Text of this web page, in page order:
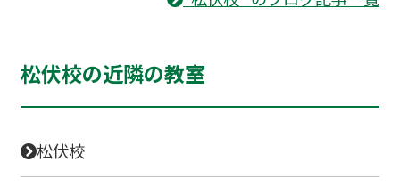
松伏校の近隣の教室
松伏校